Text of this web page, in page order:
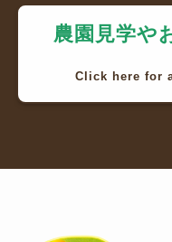
農園見学や
Click here for